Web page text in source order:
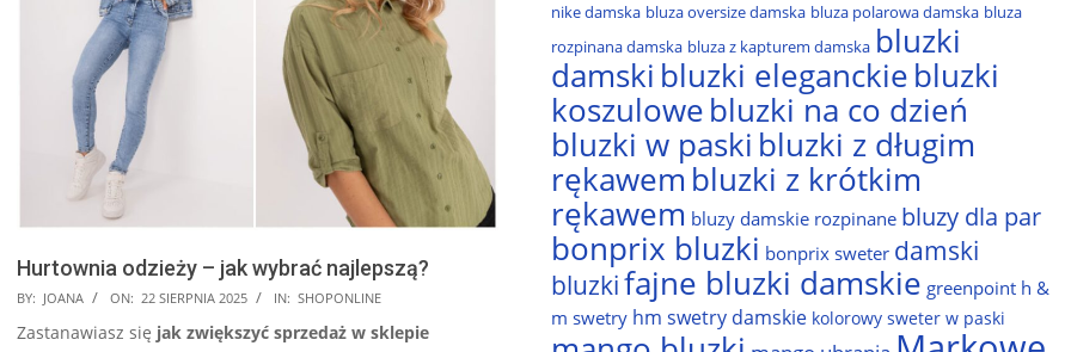
Hurtownia odzieży – jak wybrać najlepszą?
2025-
08-
BY: JOANA ON: 22 SIERPNIA 2025 IN: SHOPONLINE
Zastanawiasz się jak zwiększyć sprzedaż w sklepie
nike damska bluza oversize damska bluza polarowa damska bluza
rozpinana damska bluza z kapturem damska bluzki
damski bluzki eleganckie bluzki
koszulowe bluzki na co dzień
bluzki w paski bluzki z długim
rękawem bluzki z krótkim
rękawem bluzy damskie rozpinane bluzy dla par
bonprix bluzki bonprix sweter damski
bluzkifajne bluzki damskie greenpoint h &
m swetry hm swetry damskie kolorowy sweter w paski